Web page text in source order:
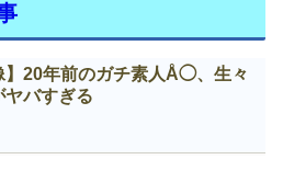
】20年前のガチ素人Å◯、生々
ヤバすぎる